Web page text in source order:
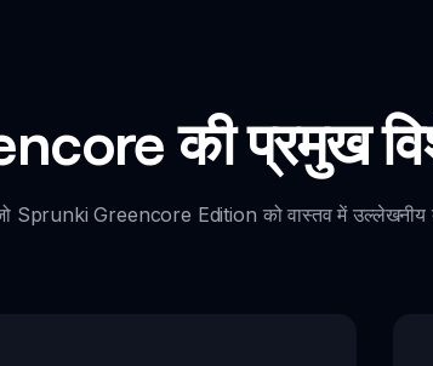
की प्रमुख
जो Sprunki Greencore Edition को वास्तव में उल्लेखनीय